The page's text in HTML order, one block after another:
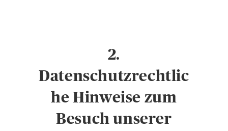
2.
Datenschutzrechtlic
he Hinweise zum
Besuch unserer